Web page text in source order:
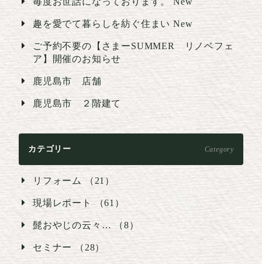
趣を愛でて暮らしを紡ぐ住まいNew
ご予約不要の【さまーSUMMER リノベフェ
ア】開催のお知らせ
鹿児島市 店舗
鹿児島市 ２階建て
カテゴリー Category
リフォーム （21）
現場レポート （61）
髭おやじの云々… （8）
セミナー （28）